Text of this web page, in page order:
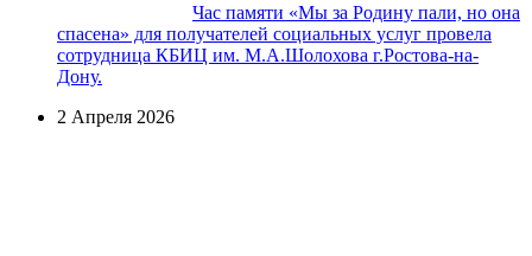
Час памяти «Мы за Родину пали, но она
спасена» для получателей социальных услуг провела
сотрудница КБИЦ им. М.А.Шолохова г.Ростова-на-
Дону.
2 Апреля 2026